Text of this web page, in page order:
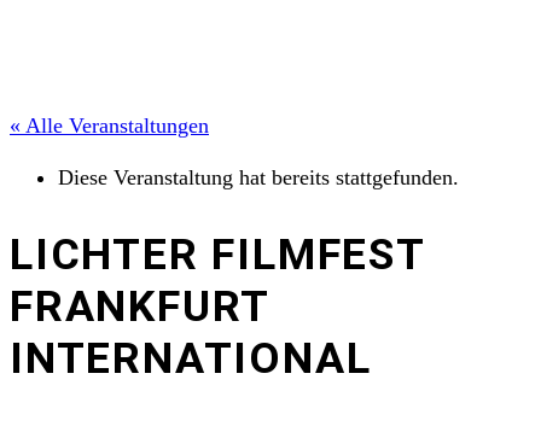
« Alle Veranstaltungen
Diese Veranstaltung hat bereits stattgefunden.
LICHTER FILMFEST
FRANKFURT
INTERNATIONAL